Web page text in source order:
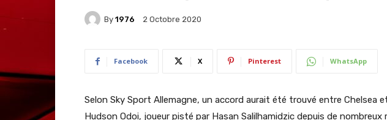
By 1976 2 Octobre 2020
Facebook X Pinterest WhatsApp
Selon Sky Sport Allemagne, un accord aurait été trouvé entre Chelsea
Hudson Odoi, joueur pisté par Hasan Salilhamidzic depuis de nombreux